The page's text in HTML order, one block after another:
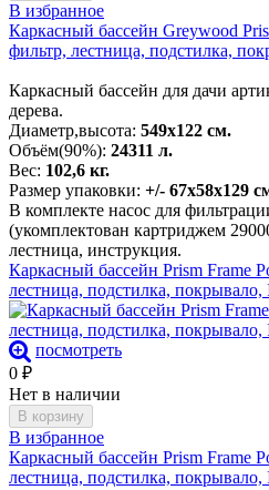
В избранное
Каркасный бассейн Greywood
фильтр, лестница, подстилка,
Каркасный бассейн для дачи
дерева.
Диаметр,высота: 549х122 см.
Объём(90%): 24311 л.
Вес: 102,6 кг.
Размер упаковки: +/- 67х58х129
В комплекте насос для
(укомплектован картриджем
лестница, инструкция.
Каркасный бассейн Prism Frame
лестница, подстилка,
посмотреть
0 ₽
Нет в наличии
В корзину
В избранное
Каркасный бассейн Prism Frame
лестница, подстилка,